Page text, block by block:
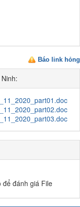
Báo link hỏng
để đánh giá File